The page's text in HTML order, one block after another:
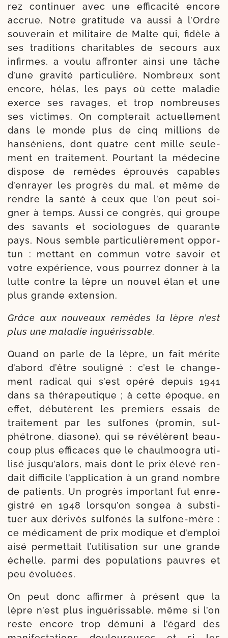
rez conti­nuer avec une effi­ca­ci­té encore
accrue. Notre gra­ti­tude va aus­si à l’Ordre
sou­ve­rain et mili­taire de Malte qui, fidèle à
ses tra­di­tions cha­ri­tables de secours aux
infirmes, a vou­lu affron­ter ain­si une tâche
d’une gra­vi­té par­ti­cu­lière. Nombreux sont
encore, hélas, les pays où cette mala­die
exerce ses ravages, et trop nom­breuses
ses vic­times. On comp­te­rait actuel­le­ment
dans le monde plus de cinq mil­lions de
han­sé­niens, dont quatre cent mille seule­
ment en trai­te­ment. Pourtant la méde­cine
dis­pose de remèdes éprou­vés capables
d’en­rayer les pro­grès du mal, et même de
rendre la san­té à ceux que l’on peut soi­
gner à temps. Aussi ce congrès, qui groupe
des savants et socio­logues de qua­rante
pays, Nous semble par­ti­cu­liè­re­ment oppor­
tun : met­tant en com­mun votre savoir et
votre expé­rience, vous pour­rez don­ner à la
lutte contre la lèpre un nou­vel élan et une
plus grande extension.
Grâce aux nou­veaux remèdes la lèpre n’est
plus une mala­die inguérissable.
Quand on parle de la lèpre, un fait mérite
d’a­bord d’être sou­li­gné : c’est le chan­ge­
ment radi­cal qui s’est opé­ré depuis 1941
dans sa thé­ra­peu­tique ; à cette époque, en
effet, débu­tèrent les pre­miers essais de
trai­te­ment par les sul­fones (pro­min, sul­
phé­trone, dia­sone), qui se révé­lèrent beau­
coup plus effi­caces que le chaul­moo­gra uti­
li­sé jus­qu’a­lors, mais dont le prix éle­vé ren­
dait dif­fi­cile l’ap­pli­ca­tion à un grand nombre
de patients. Un pro­grès impor­tant fut enre­
gis­tré en 1948 lors­qu’on son­gea à sub­sti­
tuer aux déri­vés sul­fo­nés la sulfone-​mère :
ce médica­ment de prix modique et d’emploi
aisé per­met­tait l’u­ti­li­sa­tion sur une grande
échelle, par­mi des popu­la­tions pauvres et
peu évoluées.
On peut donc affir­mer à pré­sent que la
lèpre n’est plus ingué­ris­sable, même si l’on
reste encore trop dému­ni à l’é­gard des